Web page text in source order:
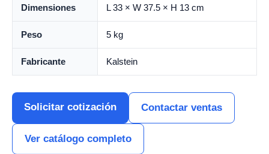
Dimensiones L 33 × W 37.5 × H 13 cm
Peso 5 kg
Fabricante Kalstein
Solicitar cotización Contactar ventas
Ver catálogo completo